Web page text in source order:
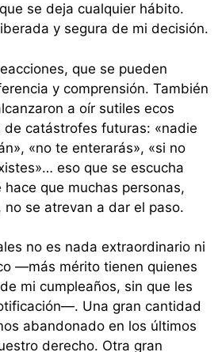
se deja cualquier hábito.
y segura de mi decisión.
que se pueden
y comprensión. También
a oír sutiles ecos
de catástrofes futuras: «nadie
«no te enterarás», «si no
eso que se escucha
que muchas personas,
se atrevan a dar el paso.
no es nada extraordinario ni
—más mérito tienen quienes
mi cumpleaños, sin que les
Una gran cantidad
abandonado en los últimos
derecho. Otra gran